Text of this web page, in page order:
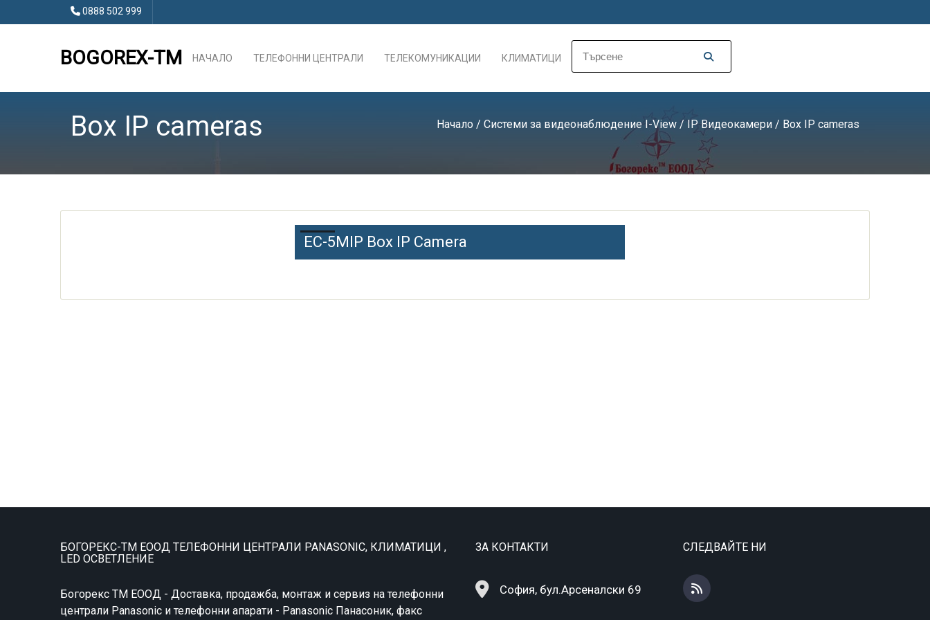
0888 502 999
BOGOREX-TM НАЧАЛО ТЕЛЕФОННИ ЦЕНТРАЛИ ТЕЛЕКОМУНИКАЦИИ КЛИМАТИЦИ
Box IP cameras Начало / Системи за видеонаблюдение I-View / IP Видеокамери / Box IP cameras
EC-5MIP Box IP Camera
БОГОРЕКС-ТМ ЕООД ТЕЛЕФОННИ ЦЕНТРАЛИ PANASONIC, КЛИМАТИЦИ ,
LED ОСВЕТЛЕНИЕ
Богорекс ТМ ЕООД - Доставка, продажба, монтаж и сервиз на телефонни
централи Panasonic и телефонни апарати - Panasonic Панасоник, факс
ЗА КОНТАКТИ
София, бул.Арсеналски 69
СЛЕДВАЙТЕ НИ